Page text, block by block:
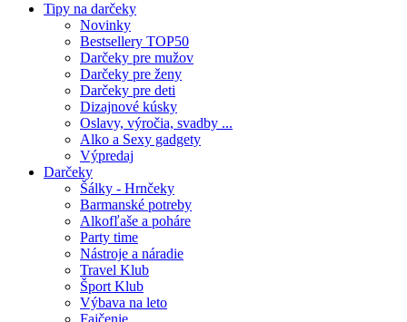
Tipy na darčeky
Novinky
Bestsellery TOP50
Darčeky pre mužov
Darčeky pre ženy
Darčeky pre deti
Dizajnové kúsky
Oslavy, výročia, svadby ...
Alko a Sexy gadgety
Výpredaj
Darčeky
Šálky - Hrnčeky
Barmanské potreby
Alkofľaše a poháre
Party time
Nástroje a náradie
Travel Klub
Šport Klub
Výbava na leto
Fajčenie